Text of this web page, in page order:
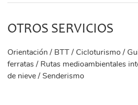
OTROS SERVICIOS
Orientación / BTT / Cicloturismo /
ferratas / Rutas medioambientales
de nieve / Senderismo